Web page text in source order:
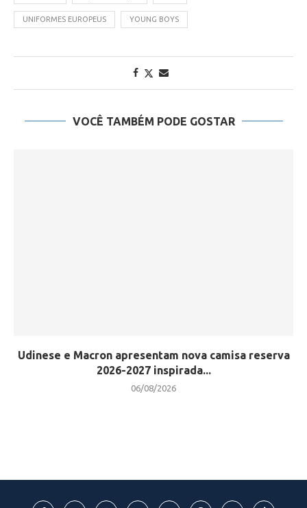
UNIFORMES EUROPEUS YOUNG BOYS
VOCÊ TAMBÉM PODE GOSTAR
Udinese e Macron apresentam nova camisa reserva
2026-2027 inspirada...
06/08/2026